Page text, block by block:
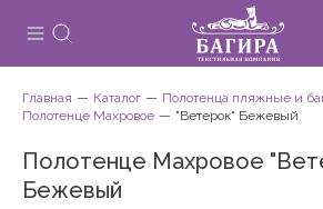
Главная Каталог
Полотенца пляжные и
Полотенце Махровое
"Ветерок" Бежевый
Полотенце Махровое
Бежевый